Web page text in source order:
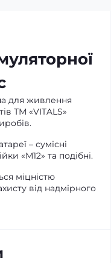
для живлення
ТМ «VITALS»
– сумісні
«М12» та подібні.
міцністю
від надмірного